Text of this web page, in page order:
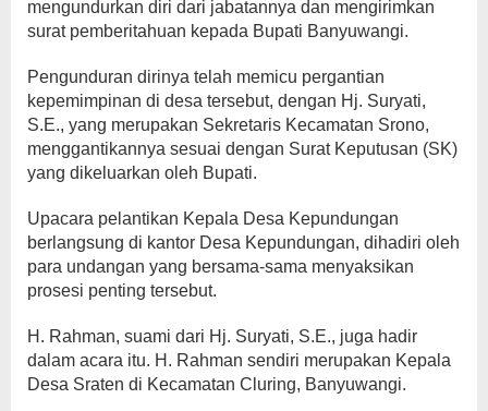
mengundurkan diri dari jabatannya dan mengirimkan
surat pemberitahuan kepada Bupati Banyuwangi.
Pengunduran dirinya telah memicu pergantian
kepemimpinan di desa tersebut, dengan Hj. Suryati,
S.E., yang merupakan Sekretaris Kecamatan Srono,
menggantikannya sesuai dengan Surat Keputusan (SK)
yang dikeluarkan oleh Bupati.
Upacara pelantikan Kepala Desa Kepundungan
berlangsung di kantor Desa Kepundungan, dihadiri oleh
para undangan yang bersama-sama menyaksikan
prosesi penting tersebut.
H. Rahman, suami dari Hj. Suryati, S.E., juga hadir
dalam acara itu. H. Rahman sendiri merupakan Kepala
Desa Sraten di Kecamatan Cluring, Banyuwangi.